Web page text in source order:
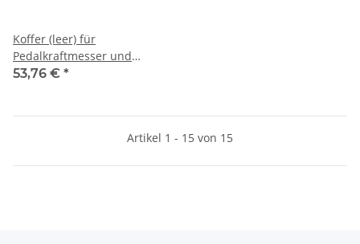
Koffer (leer) für
Pedalkraftmesser und
Kalibrierwerkzeug „S-Type“,
53,76 € *
Artikel 1 - 15 von 15